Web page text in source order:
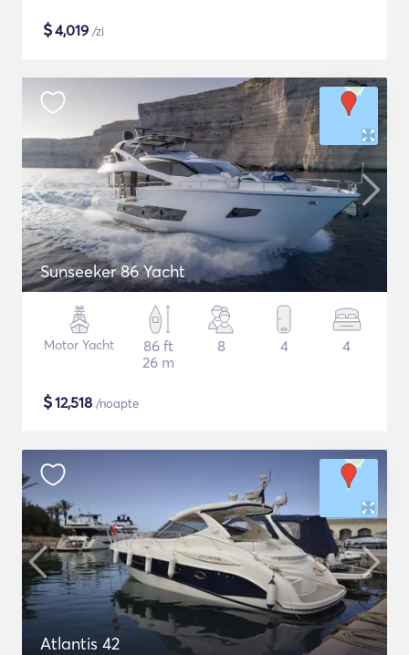
$4,019 /zi
Sunseeker 86 Yacht
Motor Yacht
86 ft
26 m
8 4 4
$12,518 /noapte
Atlantis 42